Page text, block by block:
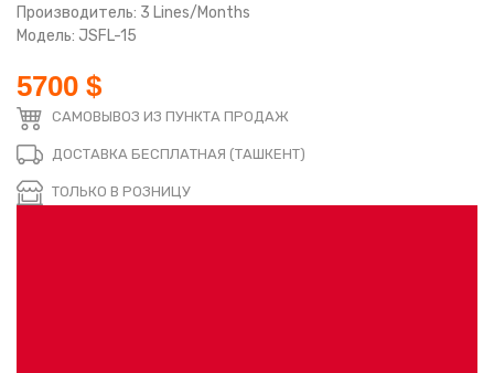
Производитель: 3 Lines/Months
Модель: JSFL-15
5700 $
САМОВЫВОЗ ИЗ ПУНКТА ПРОДАЖ
ДОСТАВКА БЕСПЛАТНАЯ (ТАШКЕНТ)
ТОЛЬКО В РОЗНИЦУ